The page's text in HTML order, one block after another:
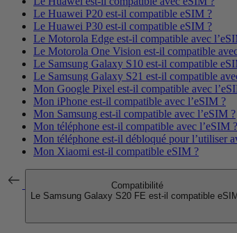
Le Huawei P20 est-il compatible eSIM ?
Le Huawei P30 est-il compatible eSIM ?
Le Motorola Edge est-il compatible avec
Le Motorola One Vision est-il compatible
Le Samsung Galaxy S10 est-il compatible
Le Samsung Galaxy S21 est-il compatible
Mon Google Pixel est-il compatible avec
Mon iPhone est-il compatible avec l’eSIM ?
Mon Samsung est-il compatible avec l’eSIM ?
Mon téléphone est-il compatible avec l’eSIM ?
Mon téléphone est-il débloqué pour l’utiliser
Mon Xiaomi est-il compatible eSIM ?
Compatibilité
Le Samsung Galaxy S20 FE est-il compatible